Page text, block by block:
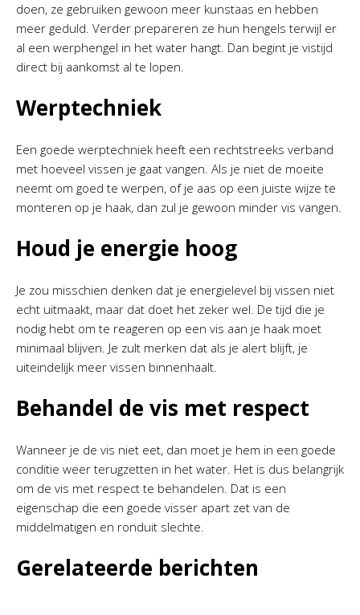
doen, ze gebruiken gewoon meer kunstaas en hebben
meer geduld. Verder prepareren ze hun hengels terwijl er
al een werphengel in het water hangt. Dan begint je vistijd
direct bij aankomst al te lopen.
Werptechniek
Een goede werptechniek heeft een rechtstreeks verband
met hoeveel vissen je gaat vangen. Als je niet de moeite
neemt om goed te werpen, of je aas op een juiste wijze te
monteren op je haak, dan zul je gewoon minder vis vangen.
Houd je energie hoog
Je zou misschien denken dat je energielevel bij vissen niet
echt uitmaakt, maar dat doet het zeker wel. De tijd die je
nodig hebt om te reageren op een vis aan je haak moet
minimaal blijven. Je zult merken dat als je alert blijft, je
uiteindelijk meer vissen binnenhaalt.
Behandel de vis met respect
Wanneer je de vis niet eet, dan moet je hem in een goede
conditie weer terugzetten in het water. Het is dus belangrijk
om de vis met respect te behandelen. Dat is een
eigenschap die een goede visser apart zet van de
middelmatigen en ronduit slechte.
Gerelateerde berichten